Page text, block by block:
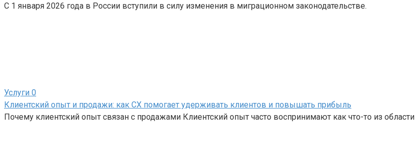
С 1 января 2026 года в России вступили в силу изменения в миграционном законодательстве.
Услуги 0
Клиентский опыт и продажи: как CX помогает удерживать клиентов и повышать прибыль
Почему клиентский опыт связан с продажами Клиентский опыт часто воспринимают как что-то из области